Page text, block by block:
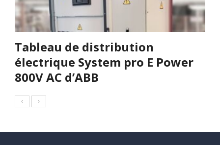
Tableau de distribution
électrique System pro E Power
800V AC d’ABB